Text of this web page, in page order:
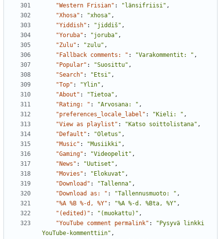
"Western Frisian" : "länsifriisi" ,
"Xhosa" : "xhosa" ,
"Yiddish" : "jiddiš" ,
"Yoruba" : "joruba" ,
"Zulu" : "zulu" ,
"Fallback comments: " : "Varakommentit: " ,
"Popular" : "Suosittu" ,
"Search" : "Etsi" ,
"Top" : "Ylin" ,
"About" : "Tietoa" ,
"Rating: " : "Arvosana: " ,
"preferences_locale_label" : "Kieli: " ,
"View as playlist" : "Katso soittolistana" ,
"Default" : "Oletus" ,
"Music" : "Musiikki" ,
"Gaming" : "Videopelit" ,
"News" : "Uutiset" ,
"Movies" : "Elokuvat" ,
"Download" : "Tallenna" ,
"Download as: " : "Tallennusmuoto: " ,
"%A %B %-d, %Y" : "%A %-d. %Bta, %Y" ,
"(edited)" : "(muokattu)" ,
"YouTube comment permalink" :
"Pysyvä linkki
YouTube-kommenttiin" ,